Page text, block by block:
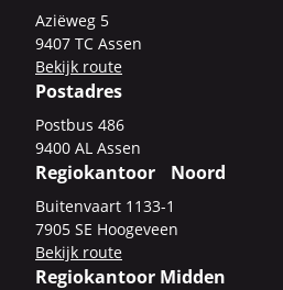
Azi­ë­weg 5
9407 TC Assen
Be­kijk route
Postadres
Post­bus 486
9400 AL Assen
Regiokantoor Noord
Bui­ten­vaart 1133-​1
7905 SE Hoo­ge­veen
Be­kijk route
Regiokantoor Midden